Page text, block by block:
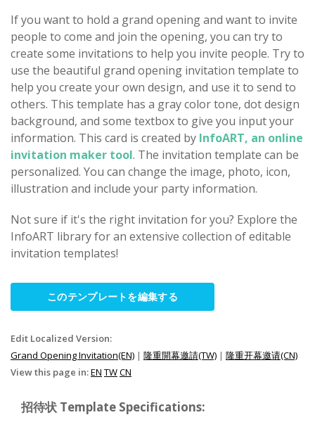
If you want to hold a grand opening and want to invite
people to come and join the opening, you can try to
create some invitations to help you invite people. Try to
use the beautiful grand opening invitation template to
help you create your own design, and use it to send to
others. This template has a gray color tone, dot design
background, and some textbox to give you input your
information. This card is created by InfoART, an online
invitation maker tool. The invitation template can be
personalized. You can change the image, photo, icon,
illustration and include your party information.
Not sure if it's the right invitation for you? Explore the
InfoART library for an extensive collection of editable
invitation templates!
このテンプレートを編集する
Edit Localized Version:
Grand Opening Invitation(EN) | 隆重開幕邀請(TW) | 隆重开幕邀请(CN)
View this page in:EN TWCN
招待状 Template Specifications: